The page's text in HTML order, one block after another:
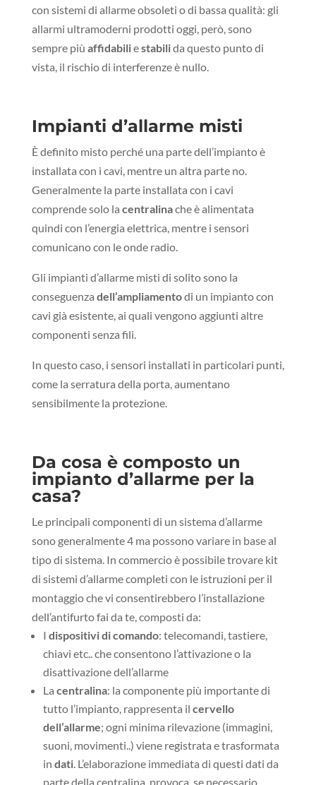
con sistemi di allarme obsoleti o di bassa qualità: gli
allarmi ultramoderni prodotti oggi, però, sono
sempre più affidabiliestabilida questo punto di
vista, il rischio di interferenze è nullo.
Impianti d’allarme misti
È definito misto perché una parte dell’impianto è
installata con i cavi, mentre un altra parte no.
Generalmente la parte installata con i cavi
comprende solo la centralinache è alimentata
quindi con l’energia elettrica, mentre i sensori
comunicano con le onde radio.
Gli impianti d’allarme misti di solito sono la
conseguenza dell’ampliamentodi un impianto con
cavi già esistente, ai quali vengono aggiunti altre
componenti senza fili.
In questo caso, i sensori installati in particolari punti,
come la serratura della porta, aumentano
sensibilmente la protezione.
Da cosa è composto un
impianto d’allarme per la
casa?
Le principali componenti di un sistema d’allarme
sono generalmente 4 ma possono variare in base al
tipo di sistema. In commercio è possibile trovare kit
di sistemi d’allarme completi con le istruzioni per il
montaggio che vi consentirebbero l’installazione
dell’antifurto fai da te, composti da:
I dispositivi di comando: telecomandi, tastiere,
chiavi etc.. che consentono l’attivazione o la
disattivazione dell’allarme
La centralina: la componente più importante di
tutto l’impianto, rappresenta il cervello
dell’allarme; ogni minima rilevazione (immagini,
suoni, movimenti..) viene registrata e trasformata
in dati. L’elaborazione immediata di questi dati da
parte della centralina, provoca, se necessario,